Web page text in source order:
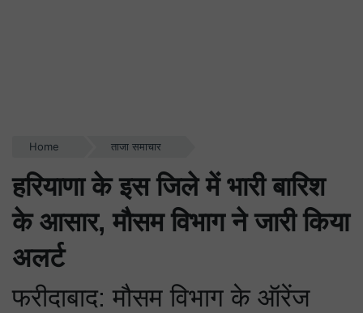
Home ताजा समाचार
हरियाणा के इस जिले में भारी बारिश
के आसार, मौसम विभाग ने जारी किया
अलर्ट
फरीदाबाद: मौसम विभाग के ऑरेंज